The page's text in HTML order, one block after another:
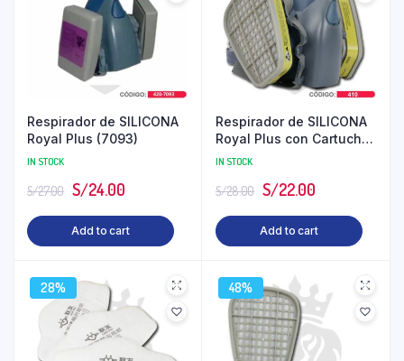
Respirador de SILICONA
Royal Plus (7093)
IN STOCK
S/27.00 S/24.00
Add to cart
Respirador de SILICONA
Royal Plus con Cartucho
6003, no icl. IGV
IN STOCK
S/28.00 S/22.00
Add to cart
28% 48%